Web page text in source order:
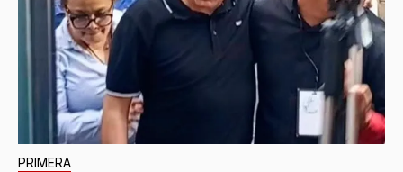
PRIMERA